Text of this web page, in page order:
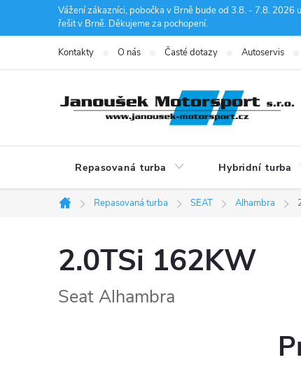
Vážení zákazníci, pobočka v Brně bude od 3.8. - 7.8. 2026
řešit v Brně. Děkujeme za pochopení.
Kontakty O nás Časté dotazy Autoservis
Repasovaná turba Hybridní turba
Domů
Repasovaná turba SEAT Alhambra
2.0TSi 162KW
Seat Alhambra